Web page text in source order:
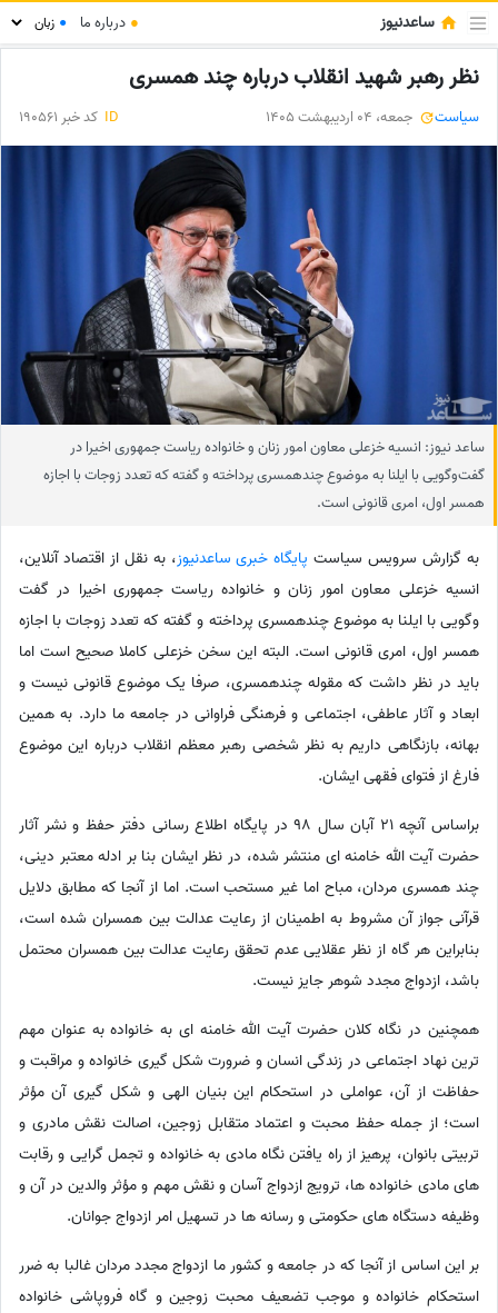
ساعدنیوز ● درباره ما ●
نظر رهبر شهید انقلاب درباره چند همسری
سیاست جمعه، 04 اردیبهشت 1405 ID کد خبر 190561
ساعد نیوز: انسیه خزعلی معاون امور زنان و خانواده ریاست جمهوری اخیرا در
گفت‌وگویی با ایلنا به موضوع چندهمسری پرداخته و گفته که تعدد زوجات با اجازه
همسر اول، امری قانونی است.
به گزارش سرویس سیاست پایگاه خبری ساعدنیوز،‌ به نقل از اقتصاد آنلاین،
انسیه خزعلی معاون امور زنان و خانواده ریاست جمهوری اخیرا در گفت
وگویی با ایلنا به موضوع چندهمسری پرداخته و گفته که تعدد زوجات با اجازه
همسر اول، امری قانونی است. البته این سخن خزعلی کاملا صحیح است اما
باید در نظر داشت که مقوله چندهمسری، صرفا یک موضوع قانونی نیست و
ابعاد و آثار عاطفی، اجتماعی و فرهنگی فراوانی در جامعه ما دارد. به همین
بهانه، بازنگاهی داریم به نظر شخصی رهبر معظم انقلاب درباره این موضوع
فارغ از فتوای فقهی ایشان.
براساس آنچه 21 آبان سال 98 در پایگاه اطلاع رسانی دفتر حفظ و نشر آثار
حضرت آیت الله خامنه ای منتشر شده، در نظر ایشان بنا بر ادله معتبر دینی،
چند همسری مردان، مباح اما غیر مستحب است. اما از آنجا که مطابق دلایل
قرآنی جواز آن مشروط به اطمینان از رعایت عدالت بین همسران شده است،
بنابراین هر گاه از نظر عقلایی عدم تحقق رعایت عدالت بین همسران محتمل
باشد، ازدواج مجدد شوهر جایز نیست.
همچنین در نگاه کلان حضرت آیت الله خامنه ای به خانواده به عنوان مهم
ترین نهاد اجتماعی در زندگی انسان و ضرورت شکل گیری خانواده و مراقبت و
حفاظت از آن، عواملی در استحکام این بنیان الهی و شکل گیری آن مؤثر
است؛ از جمله حفظ محبت و اعتماد متقابل زوجین، اصالت نقش مادری و
تربیتی بانوان، پرهیز از راه یافتن نگاه مادی به خانواده و تجمل گرایی و رقابت
های مادی خانواده ها، ترویج ازدواج آسان و نقش مهم و مؤثر والدین در آن و
وظیفه دستگاه های حکومتی و رسانه ها در تسهیل امر ازدواج جوانان.
بر این اساس از آنجا که در جامعه و کشور ما ازدواج مجدد مردان غالبا به ضرر
استحکام خانواده و موجب تضعیف محبت زوجین و گاه فروپاشی خانواده